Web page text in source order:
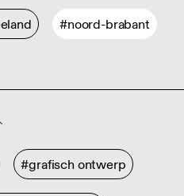
#noord-brabant
#grafisch ontwerp